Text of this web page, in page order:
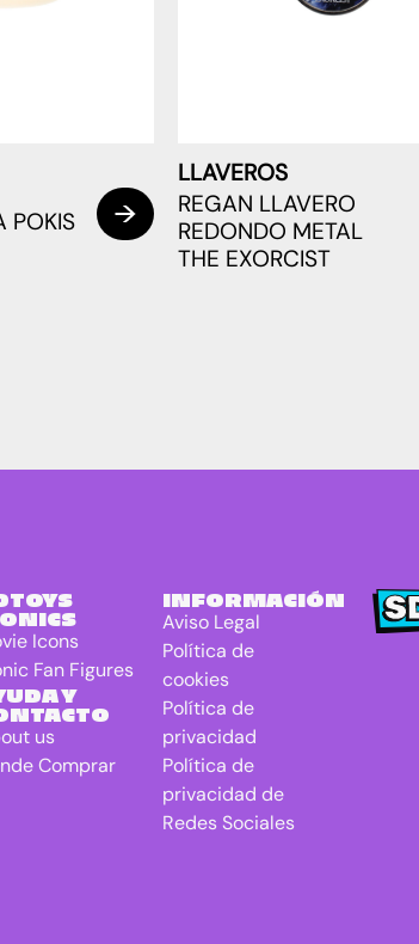
POKIS
LLAVEROS
REGAN LLAVERO
REDONDO METAL
THE EXORCIST
Icons
Fan Figures
Y
us
Comprar
INFORMACIÓN
Aviso Legal
Política de
cookies
Política de
privacidad
Política de
privacidad de
Redes Sociales